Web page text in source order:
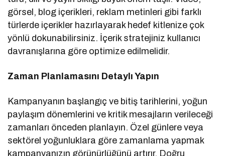
görsel, blog içerikleri, reklam metinleri gibi farklı
türlerde içerikler hazırlayarak hedef kitlenize çok
yönlü dokunabilirsiniz. İçerik stratejiniz kullanıcı
davranışlarına göre optimize edilmelidir.
Zaman Planlamasını Detaylı Yapın
Kampanyanın başlangıç ve bitiş tarihlerini, yoğun
paylaşım dönemlerini ve kritik mesajların verileceği
zamanları önceden planlayın. Özel günlere veya
sektörel yoğunluklara göre zamanlama yapmak
kampanyanızın görünürlüğünü artırır. Doğru